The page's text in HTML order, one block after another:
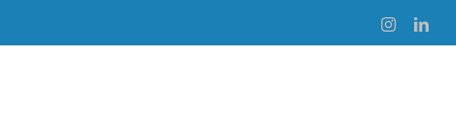
Instagram